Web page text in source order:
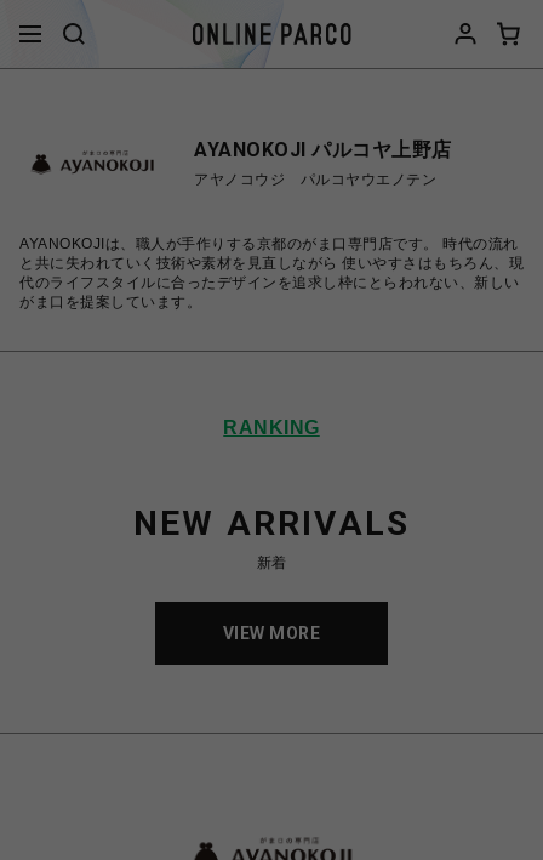
AYANOKOJI パルコヤ上野店
アヤノコウジ パルコヤウエノテン
AYANOKOJIは、職人が手作りする京都のがま口専門店です。 時代の流れ
と共に失われていく技術や素材を見直しながら 使いやすさはもちろん、現
代のライフスタイルに合ったデザインを追求し枠にとらわれない、新しい
がま口を提案しています。
RANKING
NEW ARRIVALS
新着
VIEW MORE